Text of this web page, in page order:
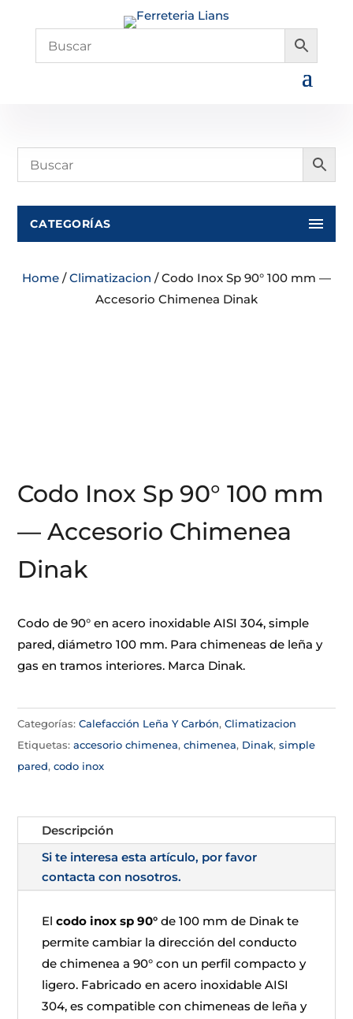
CATEGORÍAS
Home /Climatizacion / Codo Inox Sp 90° 100 mm —
Accesorio Chimenea Dinak
Codo Inox Sp 90° 100 mm
— Accesorio Chimenea
Dinak
Codo de 90° en acero inoxidable AISI 304, simple
pared, diámetro 100 mm. Para chimeneas de leña y
gas en tramos interiores. Marca Dinak.
Categorías:Calefacción Leña Y Carbón,Climatizacion
Etiquetas:accesorio chimenea,chimenea, Dinak,simple
pared,codo inox
Descripción
Si te interesa esta artículo, por favor
contacta con nosotros.
Elcodo inox sp 90° de 100 mm de Dinak te
permite cambiar la dirección del conducto
de chimenea a 90° con un perfil compacto y
ligero. Fabricado en acero inoxidable AISI
304, es compatible con chimeneas de leña y